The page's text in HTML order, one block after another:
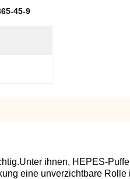
45-9
ihnen, HEPES-
eine unverzichtbare Rolle